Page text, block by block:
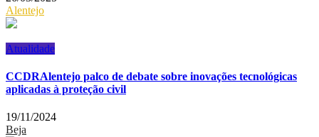
Alentejo
Atualidade
CCDRAlentejo palco de debate sobre inovações tecnológicas
aplicadas à proteção civil
19/11/2024
Beja